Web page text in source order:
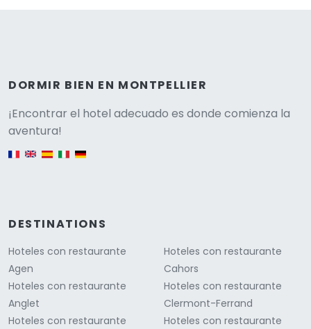
DORMIR BIEN EN MONTPELLIER
¡Encontrar el hotel adecuado es donde comienza la
aventura!
DESTINATIONS
Hoteles con restaurante
Agen
Hoteles con restaurante
Anglet
Hoteles con restaurante
Hoteles con restaurante
Cahors
Hoteles con restaurante
Clermont-Ferrand
Hoteles con restaurante